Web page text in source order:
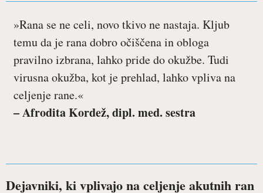
»Rana se ne celi, novo tkivo ne nastaja. Kljub
temu da je rana dobro očiščena in obloga
pravilno izbrana, lahko pride do okužbe. Tudi
virusna okužba, kot je prehlad, lahko vpliva na
celjenje rane.«
– Afrodita Kordež, dipl. med. sestra
Dejavniki, ki vplivajo na celjenje akutnih ran